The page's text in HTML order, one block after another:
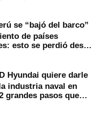
se “bajó del barco”
de países
esto se perdió desde
Hyundai quiere darle
industria naval en
grandes pasos que